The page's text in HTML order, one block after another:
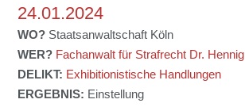
24.01.2024
WO? Staatsanwaltschaft Köln
WER? Fachanwalt für Strafrecht Dr. Hennig
DELIKT: Exhibitionistische Handlungen
ERGEBNIS: Einstellung